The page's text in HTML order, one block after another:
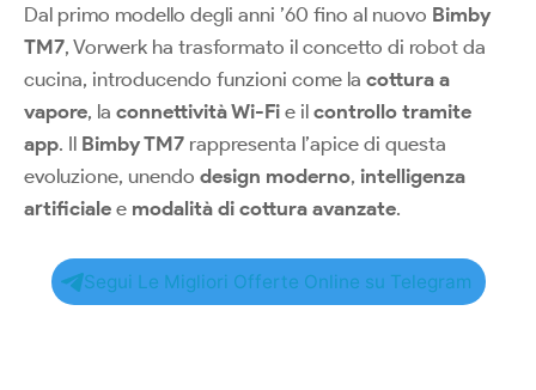
Dal primo modello degli anni ’60 fino al nuovo Bimby
TM7, Vorwerk ha trasformato il concetto di robot da
cucina, introducendo funzioni come la cottura a
vapore, la connettività Wi-Fi e il controllo tramite
app. Il Bimby TM7 rappresenta l’apice di questa
evoluzione, unendo design moderno, intelligenza
artificiale e modalità di cottura avanzate.
Segui Le Migliori Offerte Online su Telegram